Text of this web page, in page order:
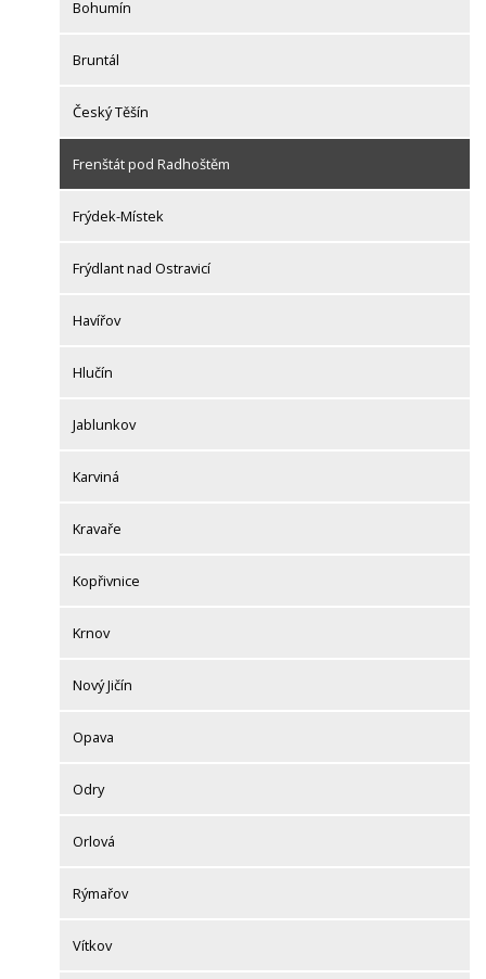
Bohumín
Bruntál
Český Těšín
Frenštát pod Radhoštěm
Frýdek-Místek
Frýdlant nad Ostravicí
Havířov
Hlučín
Jablunkov
Karviná
Kravaře
Kopřivnice
Krnov
Nový Jičín
Opava
Odry
Orlová
Rýmařov
Vítkov